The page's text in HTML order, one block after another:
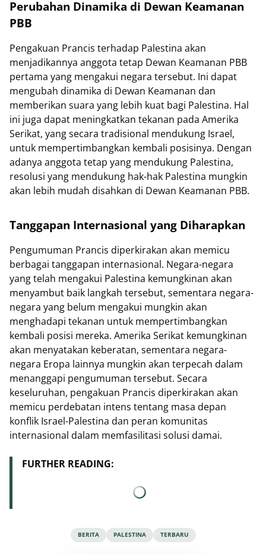
Perubahan Dinamika di Dewan Keamanan
PBB
Pengakuan Prancis terhadap Palestina akan
menjadikannya anggota tetap Dewan Keamanan PBB
pertama yang mengakui negara tersebut. Ini dapat
mengubah dinamika di Dewan Keamanan dan
memberikan suara yang lebih kuat bagi Palestina. Hal
ini juga dapat meningkatkan tekanan pada Amerika
Serikat, yang secara tradisional mendukung Israel,
untuk mempertimbangkan kembali posisinya. Dengan
adanya anggota tetap yang mendukung Palestina,
resolusi yang mendukung hak-hak Palestina mungkin
akan lebih mudah disahkan di Dewan Keamanan PBB.
Tanggapan Internasional yang Diharapkan
Pengumuman Prancis diperkirakan akan memicu
berbagai tanggapan internasional. Negara-negara
yang telah mengakui Palestina kemungkinan akan
menyambut baik langkah tersebut, sementara negara-
negara yang belum mengakui mungkin akan
menghadapi tekanan untuk mempertimbangkan
kembali posisi mereka. Amerika Serikat kemungkinan
akan menyatakan keberatan, sementara negara-
negara Eropa lainnya mungkin akan terpecah dalam
menanggapi pengumuman tersebut. Secara
keseluruhan, pengakuan Prancis diperkirakan akan
memicu perdebatan intens tentang masa depan
konflik Israel-Palestina dan peran komunitas
internasional dalam memfasilitasi solusi damai.
FURTHER READING:
BERITA PALESTINA TERBARU